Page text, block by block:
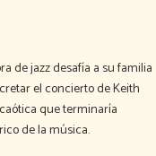
de jazz desafía a su familia
el concierto de Keith
que terminaría
de la música.